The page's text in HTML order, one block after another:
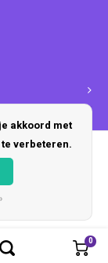
0
0
akkoord met
verbeteren.